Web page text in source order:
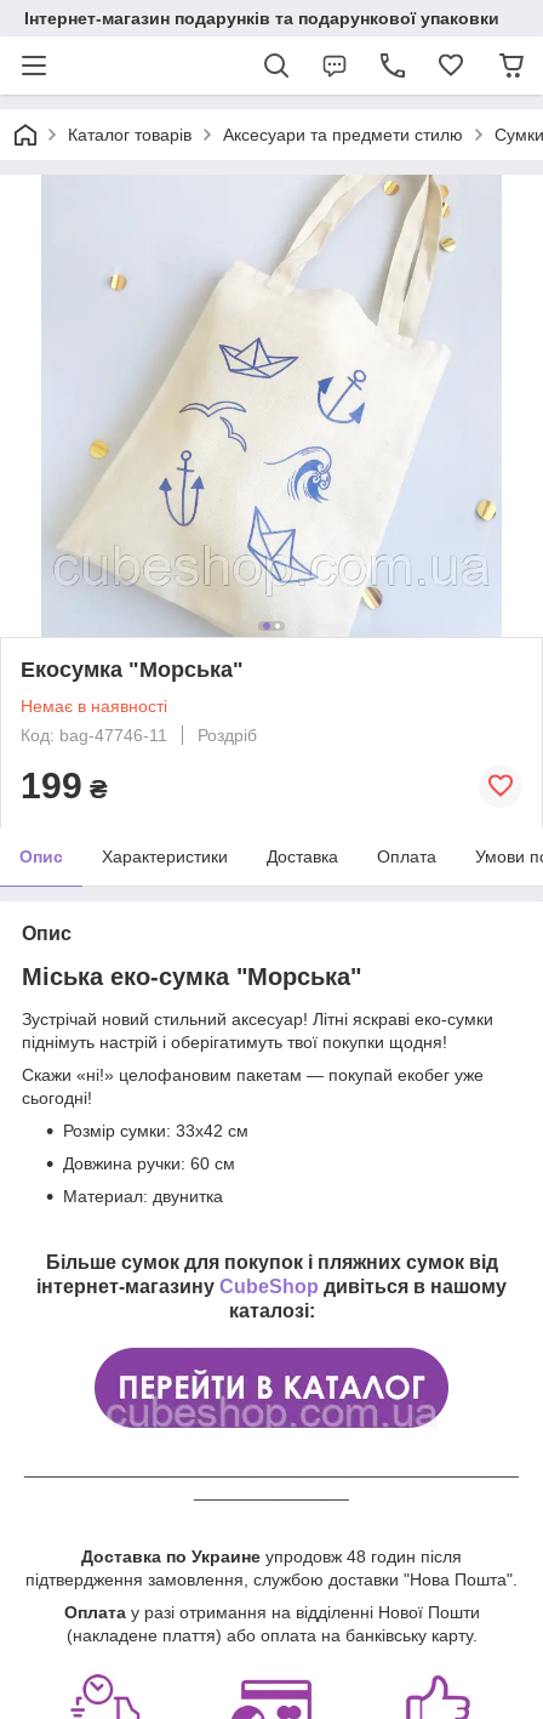
Інтернет-магазин подарунків та подарункової упаковки
Каталог товарів Аксесуари та предмети стилю
Екосумка "Морська"
Немає в наявності
Код: bag-47746-11
Роздріб
199 ₴
Опис Характеристики Доставка Оплата Умови
Опис
Міська еко-сумка "Морська"
Зустрічай новий стильний аксесуар! Літні яскраві еко-сумки
піднімуть настрій і оберігатимуть твої покупки щодня!
Скажи «ні!» целофановим пакетам — покупай екобег уже
сьогодні!
Розмір сумки: 33х42 см
Довжина ручки: 60 см
Материал: двунитка
Більше сумок для покупок і пляжних сумок від
інтернет-магазину CubeShop дивіться в нашому
каталозі:
Доставка по Украине упродовж 48 годин після
підтвердження замовлення, службою доставки "Нова Пошта".
Оплата у разі отримання на відділенні Нової Пошти
(накладене плаття) або оплата на банківську карту.